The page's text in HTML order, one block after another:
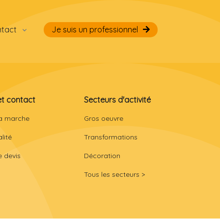
Je suis un professionnel
contact
marche
devis
Secteurs d'activité
Gros oeuvre
Transformations
Décoration
Tous les secteurs >